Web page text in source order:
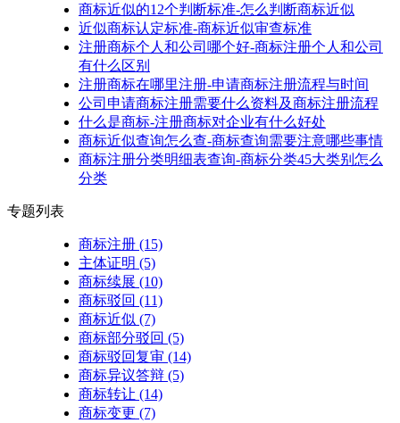
商标近似的12个判断标准-怎么判断商标近似
近似商标认定标准-商标近似审查标准
注册商标个人和公司哪个好-商标注册个人和公司
有什么区别
注册商标在哪里注册-申请商标注册流程与时间
公司申请商标注册需要什么资料及商标注册流程
什么是商标-注册商标对企业有什么好处
商标近似查询怎么查-商标查询需要注意哪些事情
商标注册分类明细表查询-商标分类45大类别怎么
分类
专题列表
商标注册 (15)
主体证明 (5)
商标续展 (10)
商标驳回 (11)
商标近似 (7)
商标部分驳回 (5)
商标驳回复审 (14)
商标异议答辩 (5)
商标转让 (14)
商标变更 (7)